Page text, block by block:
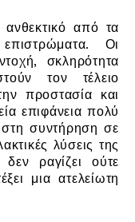
από τα
Οι
σκληρότητα
τον τέλειο
προστασία και
επιφάνεια πολύ
συντήρηση σε
λύσεις της
ραγίζει ούτε
μια ατελείωτη